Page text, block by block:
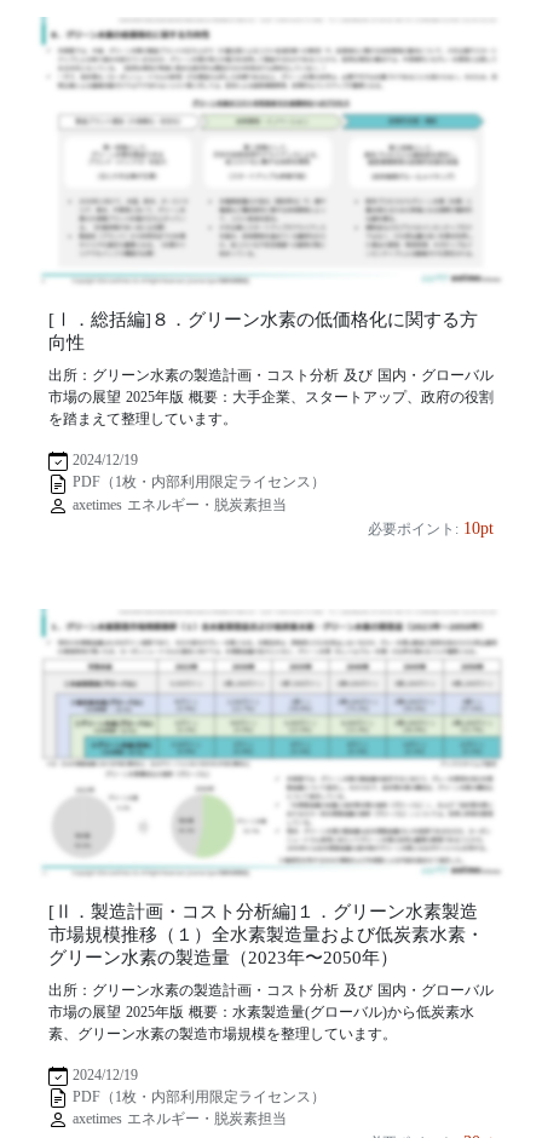
[Ⅰ．総括編]８．グリーン水素の低価格化に関する方
向性
出所：グリーン水素の製造計画・コスト分析 及び 国内・グローバル
市場の展望 2025年版 概要：大手企業、スタートアップ、政府の役割
を踏まえて整理しています。
2024/12/19
PDF（1枚・内部利用限定ライセンス）
axetimes エネルギー・脱炭素担当
必要ポイント: 10pt
[Ⅱ．製造計画・コスト分析編]１．グリーン水素製造
市場規模推移（１）全水素製造量および低炭素水素・
グリーン水素の製造量（2023年〜2050年）
出所：グリーン水素の製造計画・コスト分析 及び 国内・グローバル
市場の展望 2025年版 概要：水素製造量(グローバル)から低炭素水
素、グリーン水素の製造市場規模を整理しています。
2024/12/19
PDF（1枚・内部利用限定ライセンス）
axetimes エネルギー・脱炭素担当